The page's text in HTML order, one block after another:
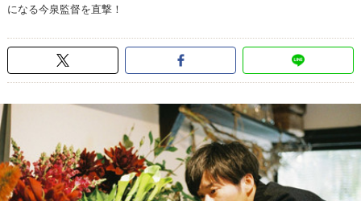
になる今泉監督を直撃！